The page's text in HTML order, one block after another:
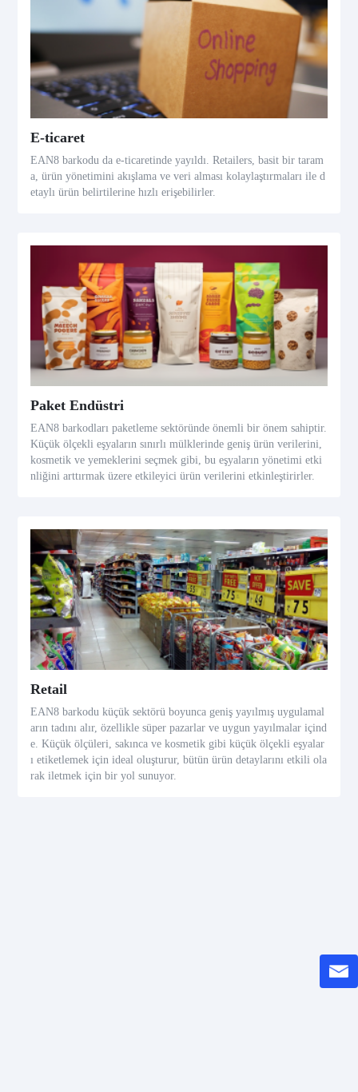
E-ticaret
EAN8 barkodu da e-ticaretinde yayıldı. Retailers, basit bir taram
a, ürün yönetimini akışlama ve veri alması kolaylaştırmaları ile d
etaylı ürün belirtilerine hızlı erişebilirler.
Paket Endüstri
EAN8 barkodları paketleme sektöründe önemli bir önem sahiptir.
Küçük ölçekli eşyaların sınırlı mülklerinde geniş ürün verilerini,
kosmetik ve yemeklerini seçmek gibi, bu eşyaların yönetimi etki
nliğini arttırmak üzere etkileyici ürün verilerini etkinleştirirler.
Retail
EAN8 barkodu küçük sektörü boyunca geniş yayılmış uygulamal
arın tadını alır, özellikle süper pazarlar ve uygun yayılmalar içind
e. Küçük ölçüleri, sakınca ve kosmetik gibi küçük ölçekli eşyalar
ı etiketlemek için ideal oluşturur, bütün ürün detaylarını etkili ola
rak iletmek için bir yol sunuyor.